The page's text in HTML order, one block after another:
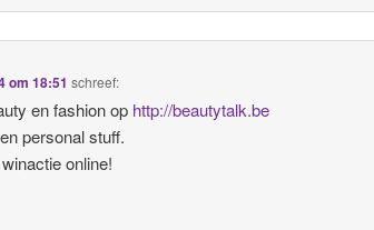
om 18:51 schreef:
en fashion op http://beautytalk.be
personal stuff.
online!